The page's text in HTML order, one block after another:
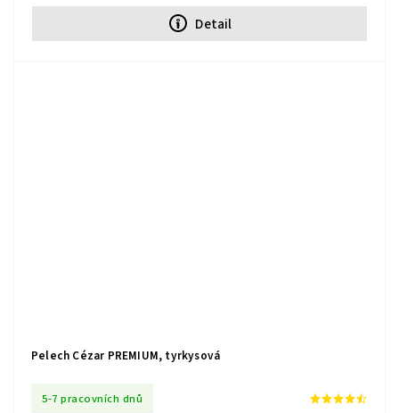
Detail
Pelech Cézar PREMIUM, tyrkysová
5-7 pracovních dnů